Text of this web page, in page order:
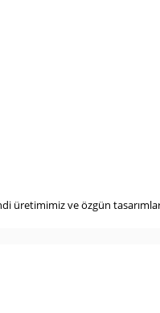
üretimimiz ve özgün